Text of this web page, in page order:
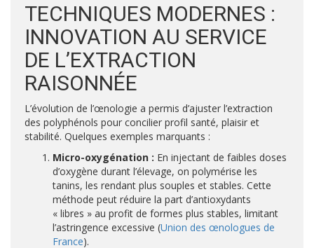
TECHNIQUES MODERNES :
INNOVATION AU SERVICE
DE L’EXTRACTION
RAISONNÉE
L’évolution de l’œnologie a permis d’ajuster l’extraction
des polyphénols pour concilier profil santé, plaisir et
stabilité. Quelques exemples marquants :
Micro-oxygénation : En injectant de faibles doses
d’oxygène durant l’élevage, on polymérise les
tanins, les rendant plus souples et stables. Cette
méthode peut réduire la part d’antioxydants
« libres » au profit de formes plus stables, limitant
l’astringence excessive (Union des œnologues de
France).